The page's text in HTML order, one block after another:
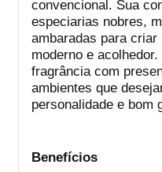
convencional. Sua
especiarias nobres,
ambaradas para
moderno e
fragrância com
ambientes que
personalidade e bom
Benefícios